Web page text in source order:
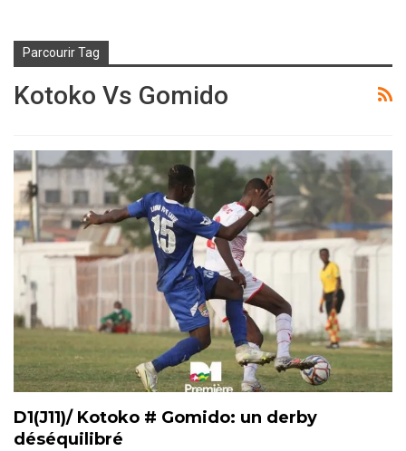
Parcourir Tag
Kotoko Vs Gomido
D1(J11)/ Kotoko # Gomido: un derby
déséquilibré